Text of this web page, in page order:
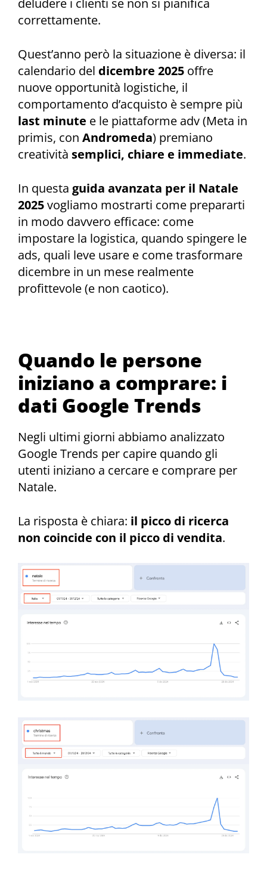
deludere i clienti se non si pianifica
correttamente.
Quest’anno però la situazione è diversa: il
calendario del dicembre 2025 offre
nuove opportunità logistiche, il
comportamento d’acquisto è sempre più
last minute e le piattaforme adv (Meta in
primis, con Andromeda) premiano
creatività semplici, chiare e immediate.
In questa guida avanzata per il Natale
2025vogliamo mostrarti come prepararti
in modo davvero efficace: come
impostare la logistica, quando spingere le
ads, quali leve usare e come trasformare
dicembre in un mese realmente
profittevole (e non caotico).
Quando le persone
iniziano a comprare: i
dati Google Trends
Negli ultimi giorni abbiamo analizzato
Google Trends per capire quando gli
utenti iniziano a cercare e comprare per
Natale.
La risposta è chiara: il picco di ricerca
non coincide con il picco di vendita.